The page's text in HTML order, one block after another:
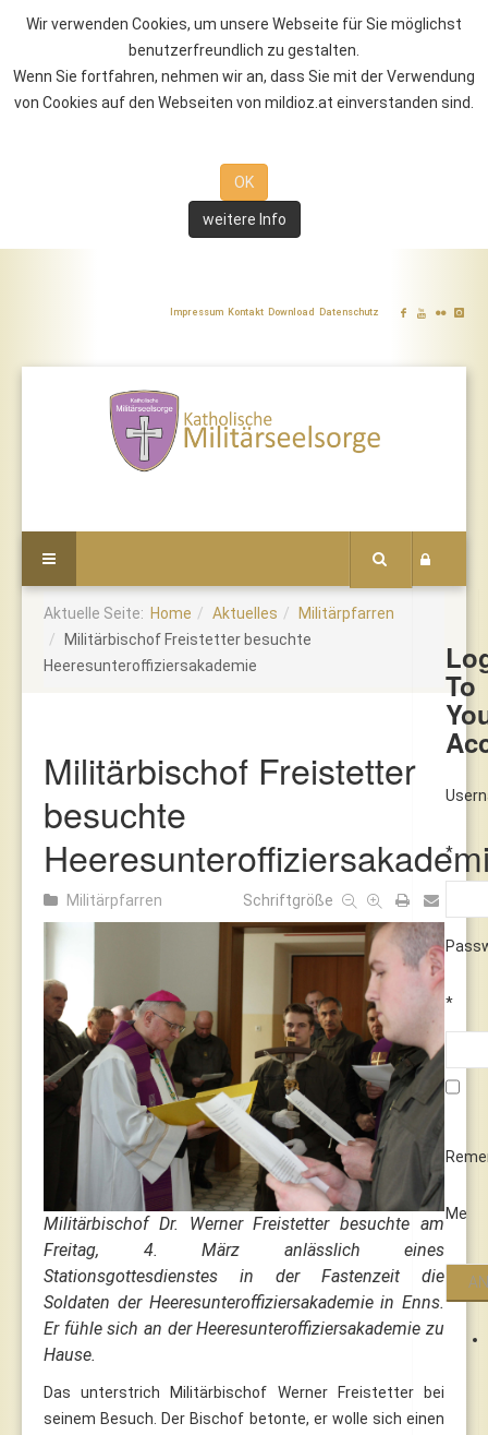
Wir verwenden Cookies, um unsere Webseite für Sie möglichst
benutzerfreundlich zu gestalten.
Wenn Sie fortfahren, nehmen wir an, dass Sie mit der Verwendung
von Cookies auf den Webseiten von mildioz.at einverstanden sind.
OK
weitere Info
Impressum Kontakt Download Datenschutz
To
*
*
Me
Aktuelle Seite: Home Aktuelles
Militärpfarren
Militärbischof Freistetter besuchte
Heeresunteroffiziersakademie
Militärbischof Freistetter
besuchte
Militärpfarren Schriftgröße
Militärbischof Dr. Werner Freistetter besuchte am
Freitag, 4. März anlässlich eines
Stationsgottesdienstes in der Fastenzeit die
Soldaten der Heeresunteroffiziersakademie in Enns.
Er fühle sich an der Heeresunteroffiziersakademie zu
Hause.
Das unterstrich Militärbischof Werner Freistetter bei
seinem Besuch. Der Bischof betonte, er wolle sich einen